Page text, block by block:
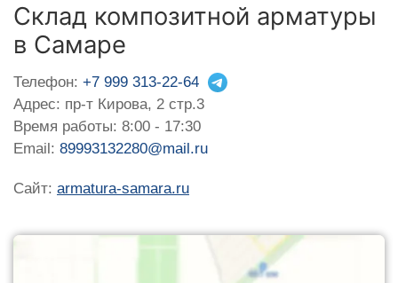
Склад композитной арматуры
в Самаре
Телефон: +7 999 313-22-64
Адрес: пр-т Кирова, 2 стр.3
Время работы: 8:00 - 17:30
Email: 89993132280@mail.ru
Сайт: armatura-samara.ru